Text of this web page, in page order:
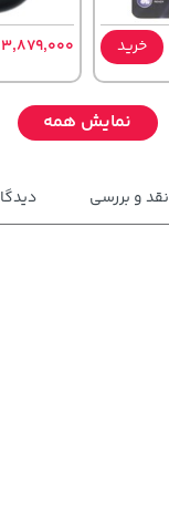
خرید 3,879,000 تومان
نمایش همه
نقد و بررسی